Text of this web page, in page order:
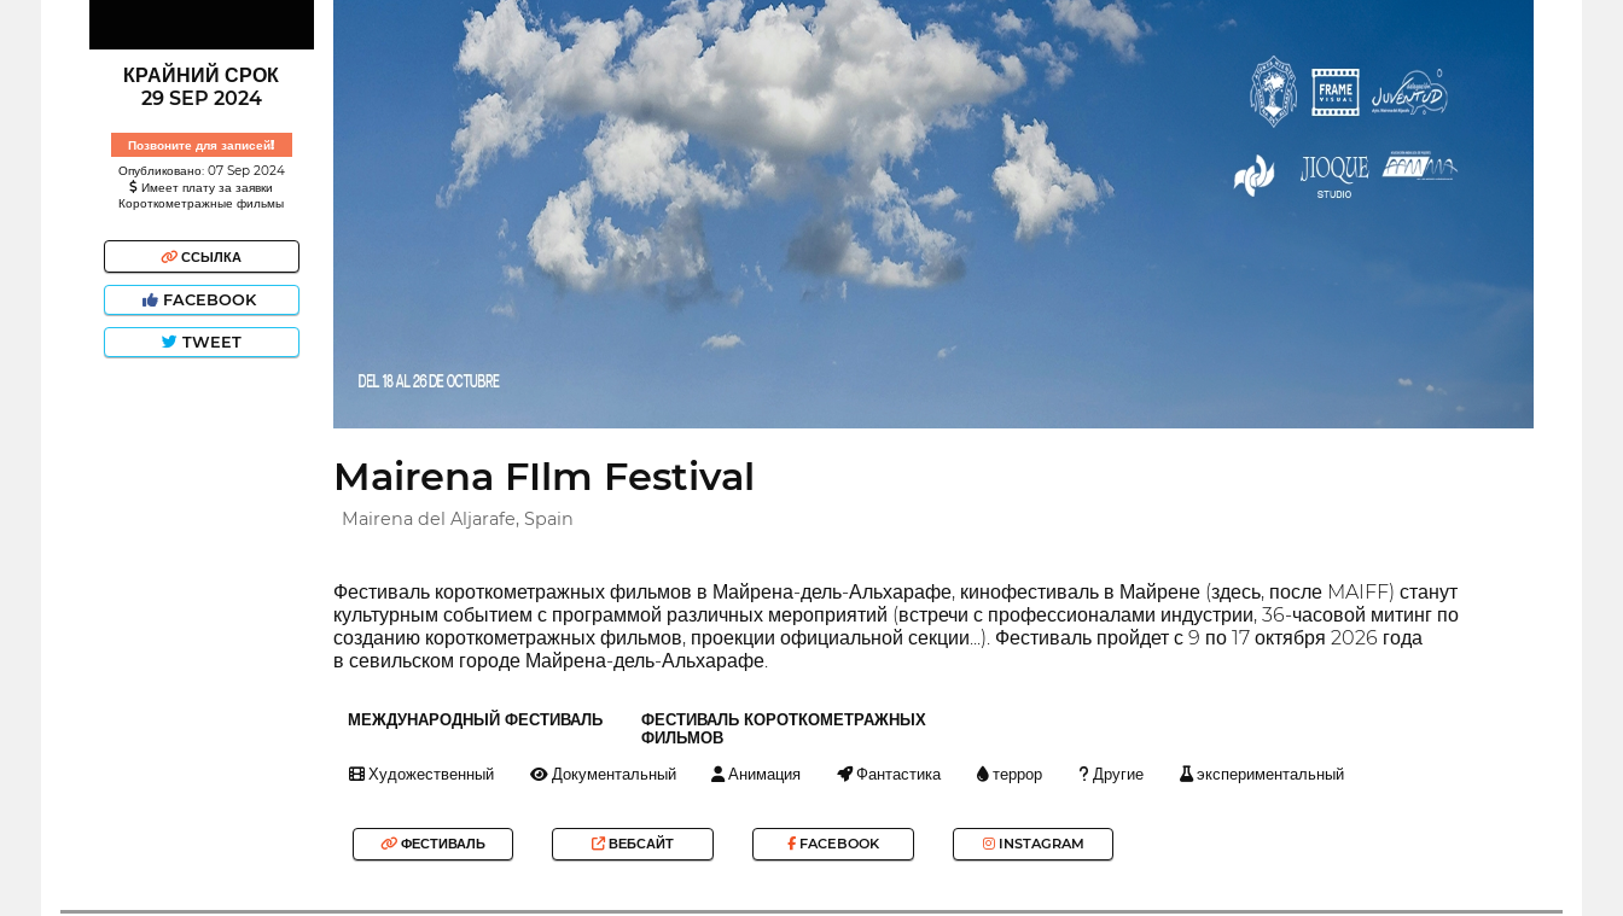
КРАЙНИЙ СРОК
29 SEP 2024
Позвоните для записей!
Опубликовано: 07 Sep 2024
Имеет плату за заявки
Короткометражные фильмы
ССЫЛКА
FACEBOOK
TWEET
Mairena FIlm Festival
Mairena del Aljarafe, Spain
Фестиваль короткометражных фильмов в Майрена-дель-Альхарафе, кинофестиваль в Майрене (здесь, после MAIFF) станут
культурным событием с программой различных мероприятий (встречи с профессионалами индустрии, 36-часовой митинг по
созданию короткометражных фильмов, проекции официальной секции...). Фестиваль пройдет с 9 по 17 октября 2026 года
в севильском городе Майрена-дель-Альхарафе.
МЕЖДУНАРОДНЫЙ ФЕСТИВАЛЬ
ФЕСТИВАЛЬ КОРОТКОМЕТРАЖНЫХ
ФИЛЬМОВ
Художественный Документальный Анимация Фантастика террор Другие экспериментальный
ФЕСТИВАЛЬ ВЕБСАЙТ FACEBOOK INSTAGRAM